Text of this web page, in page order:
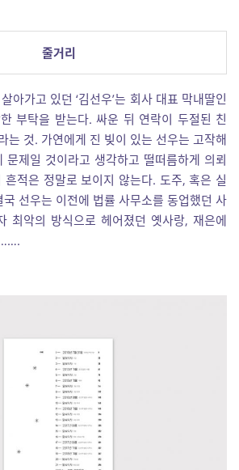
줄거리
아가고 있던 ‘김선우’는 회사 대표 막내딸인
한 부탁을 받는다. 싸운 뒤 연락이 두절된 친
는 것. 가연에게 진 빚이 있는 선우는 고작해
문제일 것이라고 생각하고 떨떠름하게 의뢰
적은 정말로 보이지 않는다. 도주, 혹은 실
선우는 이전에 법률 사무소를 동업했던 사
최악의 방식으로 헤어졌던 옛사랑, 재은에
…….